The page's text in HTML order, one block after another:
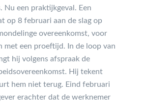
Nu een praktijkgeval. Een
op 8 februari aan de slag op
overeenkomst, voor
met een proeftijd. In de loop van
hij volgens afspraak de
Hij tekent
hem niet terug. Eind februari
erachter dat de werknemer